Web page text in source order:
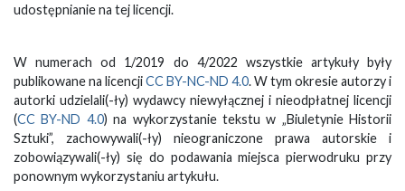
udostępnianie na tej licencji.
W numerach od 1/2019 do 4/2022 wszystkie artykuły były
publikowane na licencjiCC BY-NC-ND 4.0. W tym okresie autorzy i
autorki udzielali(-ły) wydawcy niewyłącznej i nieodpłatnej licencji
(CC BY-ND 4.0) na wykorzystanie tekstu w „Biuletynie Historii
Sztuki”, zachowywali(-ły) nieograniczone prawa autorskie i
zobowiązywali(-ły) się do podawania miejsca pierwodruku przy
ponownym wykorzystaniu artykułu.